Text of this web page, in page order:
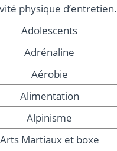
physique d’entretien.
Adolescents
Adrénaline
Aérobie
Alimentation
Alpinisme
Arts Martiaux et boxe